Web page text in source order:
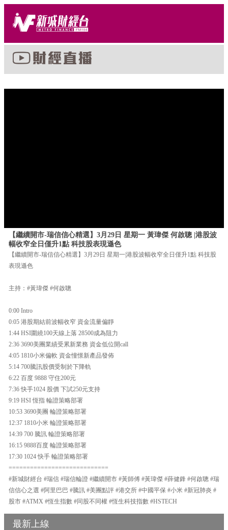
【繼續開市-瑞信信心精選】3月29日 星期一 黃瑋傑 何啟聰 |港股波
幅收窄全日僅升1點 科技股表現遜色
【繼續開市-瑞信信心精選】3月29日 星期一|港股波幅收窄全日僅升1點 科技股
表現遜色
主持：#黃瑋傑 #何啟聰
0:00 Intro
0:05 港股期結前波幅收窄 資金流量偏靜
1:44 HSI圍繞100天線上落 28500成為阻力
2:36 3690美團業績受累新業務 資金低位開call
4:05 1810小米偏軟 資金憧憬新產品發佈
5:14 700騰訊股價受制於下降軌
6:22 百度 9888 守住200元
7:36 快手1024 股價 下試250元支持
9:19 HSI 恆指 輪證策略部署
10:53 3690美團 輪證策略部署
12:37 1810小米 輪證策略部署
14:39 700 騰訊 輪證策略部署
16:15 9888百度 輪證策略部署
17:30 1024 快手 輪證策略部署
============================
#新城財經台 #瑞信 #瑞信輪證 #繼續開市 #黃師傅 #黃瑋傑 #薛健鋒 #何啟聰 #瑞
信信心之選 #阿里巴巴 #騰訊 #美團點評 #港交所 #中國平保 #小米 #新冠肺炎 #
股市 #ATMX #恆生指數 #同股不同權 #恆生科技指數 #HSTECH
最新上線